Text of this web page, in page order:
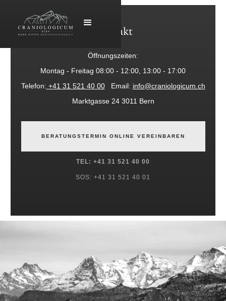
Kontakt
Öffnungszeiten:
Montag - Freitag 08:00 - 12:00, 13:00 - 17:00
Telefon: +41 31 521 40 00Email: info@craniologicum.ch
Marktgasse 24 3011 Bern
BERATUNGSTERMIN ONLINE VEREINBAREN
TEL: +41 31 521 40 00
SOS: +41 31 521 40 01